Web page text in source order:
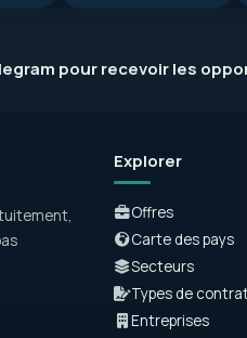
pour recevoir les
Explorer
Offres
Carte des pays
Secteurs
Types de
Entreprises